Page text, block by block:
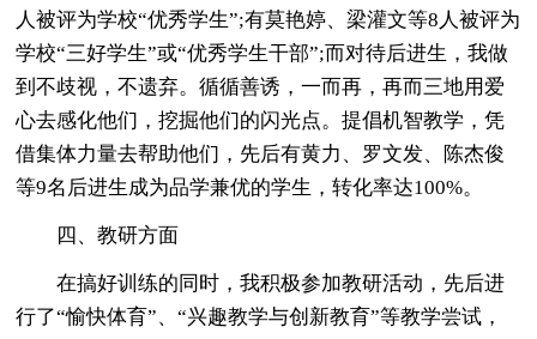
人被评为学校“优秀学生”;有莫艳婷、梁灌文等8人被评为
学校“三好学生”或“优秀学生干部”;而对待后进生，我做
到不歧视，不遗弃。循循善诱，一而再，再而三地用爱
心去感化他们，挖掘他们的闪光点。提倡机智教学，凭
借集体力量去帮助他们，先后有黄力、罗文发、陈杰俊
等9名后进生成为品学兼优的学生，转化率达100%。
四、教研方面
在搞好训练的同时，我积极参加教研活动，先后进
行了“愉快体育”、“兴趣教学与创新教育”等教学尝试，